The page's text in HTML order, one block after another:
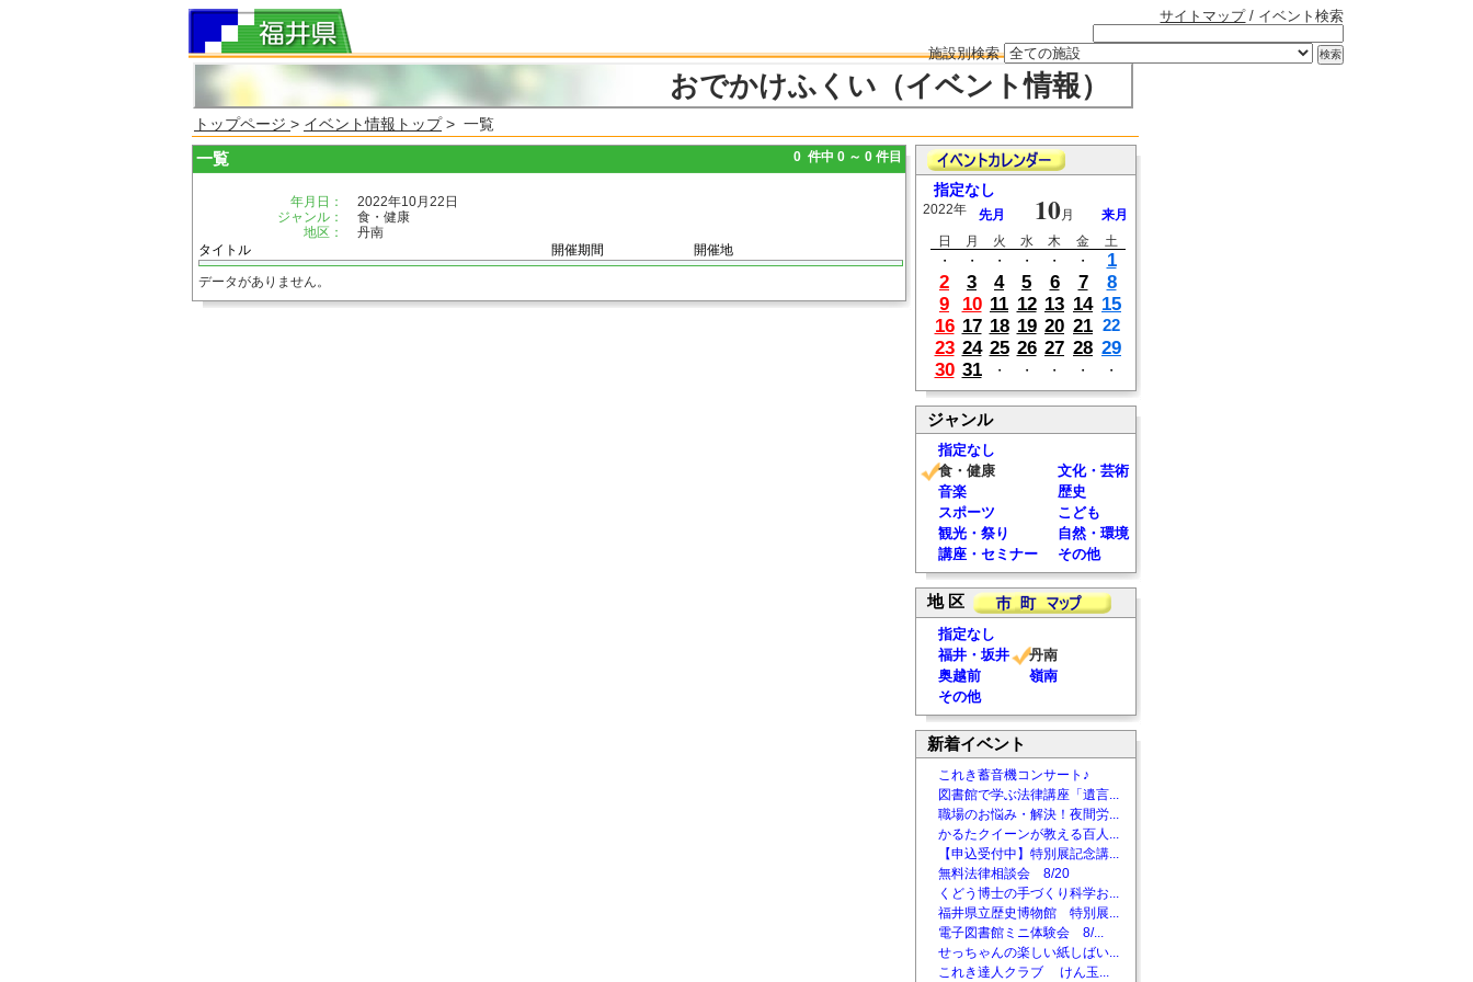
サイトマップ/ イベント検索
施設別検索
おでかけふくい（イベント情報）
トップページ > イベント情報トップ> 一覧
一覧 0 件中 0 ～ 0 件目
年月日：
2022年10月22日
ジャンル：
食・健康
地区：
丹南
タイトル
開催期間 開催地
データがありません。
指定なし
2022年 先月 10月
来月
日
月 火 水 木 金
土
・
・ ・ ・ ・ ・
1
2
3 4 5 6 7
8
9
10 11 12 13 14 15
16 17 18 19 20 21 22
23 24 25 26 27 28 29
30 31 ・ ・ ・ ・ ・
ジャンル
指定なし
食・健康
文化・芸術
音楽
歴史
スポーツ
こども
観光・祭り
自然・環境
講座・セミナー
その他
地 区
指定なし
福井・坂井
丹南
奥越前
嶺南
その他
新着イベント
これき蓄音機コンサート♪
図書館で学ぶ法律講座「遺言...
職場のお悩み・解決！夜間労...
かるたクイーンが教える百人...
【申込受付中】特別展記念講...
無料法律相談会 8/20
くどう博士の手づくり科学お...
福井県立歴史博物館 特別展...
電子図書館ミニ体験会 8/...
せっちゃんの楽しい紙しばい...
これき達人クラブ けん玉...